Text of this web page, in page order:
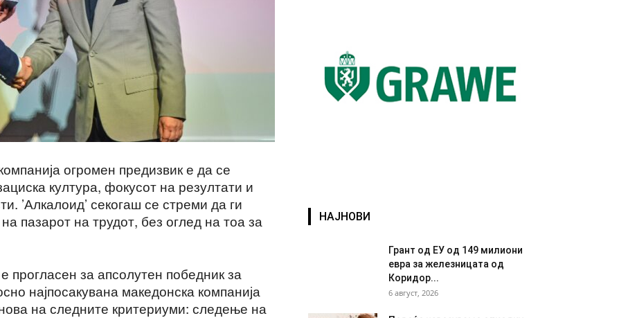
огромен предизвик е да се
култура, фокусот на резултати и
’Алкалоид’ секогаш се стреми да ги
пазарот на трудот, без оглед на тоа за
прогласен за апсолутен победник за
најпосакувана македонска компанија
на следните критериуми: следење на
НАЈНОВИ
Грант од ЕУ од 149 милиони
евра за железницата од
Коридор...
6 август, 2026